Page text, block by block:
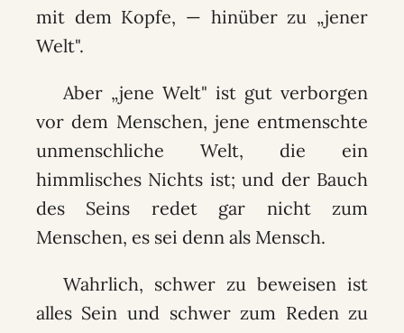
mit dem Kopfe, — hinüber zu „jener
Welt".
Aber „jene Welt" ist gut verborgen
vor dem Menschen, jene entmenschte
unmenschliche Welt, die ein
himmlisches Nichts ist; und der Bauch
des Seins redet gar nicht zum
Menschen, es sei denn als Mensch.
Wahrlich, schwer zu beweisen ist
alles Sein und schwer zum Reden zu